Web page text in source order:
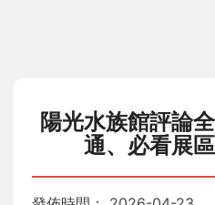
陽光水族館評論
通、必看展